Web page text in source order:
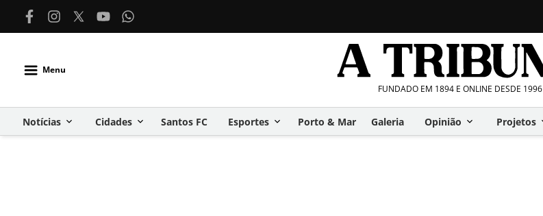
Menu
FUNDADO EM 1894 E ONLINE DESDE 1996
Notícias Cidades Santos FC Esportes Porto & Mar Galeria Opinião Projetos